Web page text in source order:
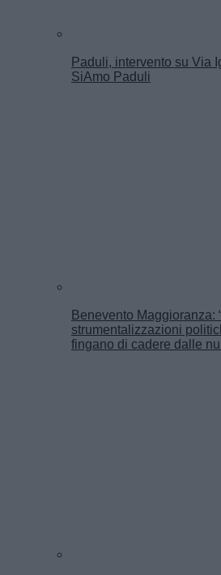
Paduli, intervento su Via
SiAmo Paduli
Benevento Maggioranza:
strumentalizzazioni
fingano di cadere dalle